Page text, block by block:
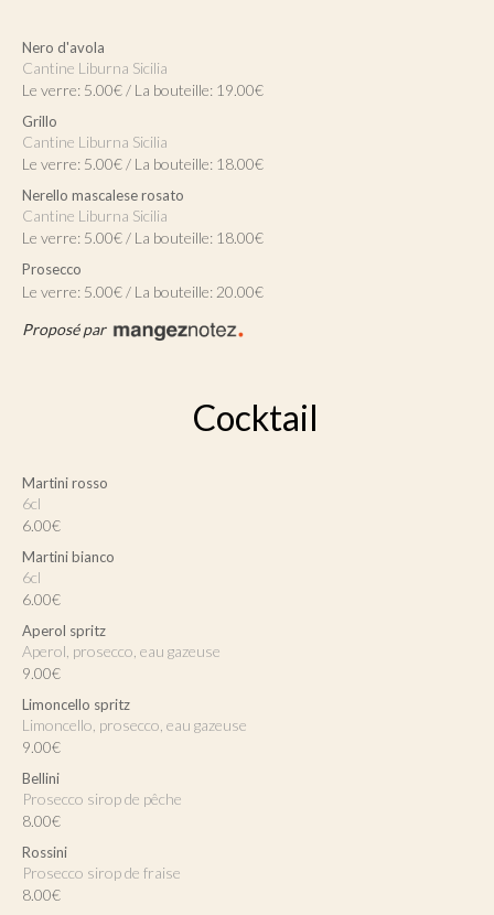
Nero d'avola
Cantine Liburna Sicilia
Le verre: 5.00€ / La bouteille: 19.00€
Grillo
Cantine Liburna Sicilia
Le verre: 5.00€ / La bouteille: 18.00€
Nerello mascalese rosato
Cantine Liburna Sicilia
Le verre: 5.00€ / La bouteille: 18.00€
Prosecco
Le verre: 5.00€ / La bouteille: 20.00€
Proposé par
Cocktail
Martini rosso
6cl
6.00€
Martini bianco
6cl
6.00€
Aperol spritz
Aperol, prosecco, eau gazeuse
9.00€
Limoncello spritz
Limoncello, prosecco, eau gazeuse
9.00€
Bellini
Prosecco sirop de pêche
8.00€
Rossini
Prosecco sirop de fraise
8.00€